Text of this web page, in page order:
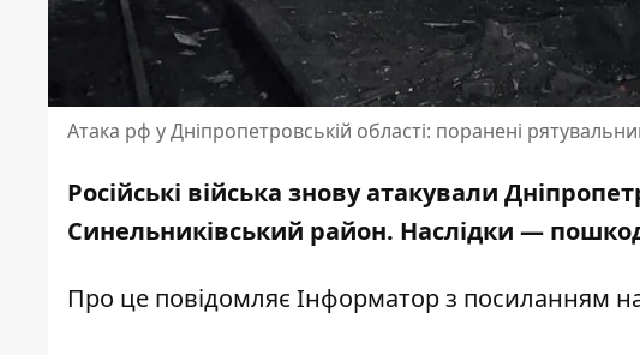
Атака рф у Дніпропетровській області: поранені
Російські війська знову атакували
Синельниківський район. Наслідки —
Про це повідомляє Інформатор з посиланням